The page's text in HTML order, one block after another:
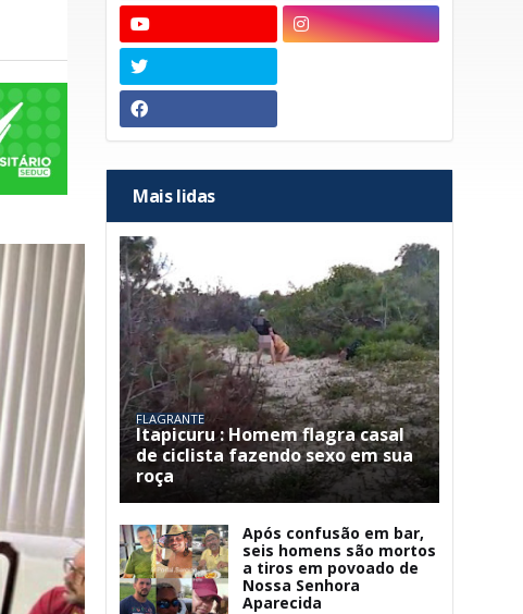
Mais lidas
FLAGRANTE
Itapicuru : Homem flagra casal
de ciclista fazendo sexo em sua
roça
Após confusão em bar,
seis homens são mortos
a tiros em povoado de
Nossa Senhora
Aparecida